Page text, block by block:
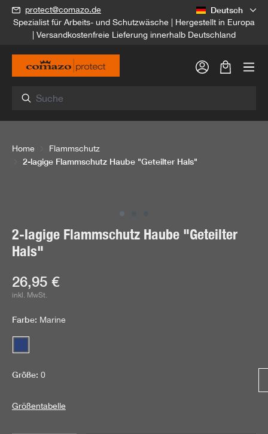
springen
protect@comazo.de
Spezialist für Arbeits- und Schutzwäsche | Hergestellt in Europa
| Versandkostenfreie Lieferung innerhalb Deutschland
Deutsch
Home Flammschutz
2-lagige Flammschutz Haube "Geteilter Hals"
2-lagige Flammschutz Haube "Geteilter
Hals"
Aktueller Preis:
26,95 €
inkl. MwSt.
Farbe: Marine
Marine
Größe: 0
Größentabelle